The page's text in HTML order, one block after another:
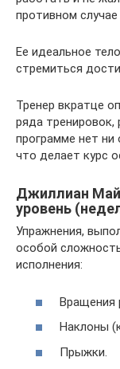
противном
Ее идеальное
стремиться
Тренер вкратце
ряда тренировок,
программе нет
что делает курс
Джиллиан
уровень
Упражнения,
особой
исполнения:
Вращения
Наклоны
Прыжки.